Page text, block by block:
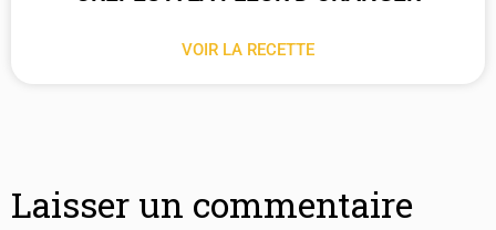
VOIR LA RECETTE
Laisser un commentaire